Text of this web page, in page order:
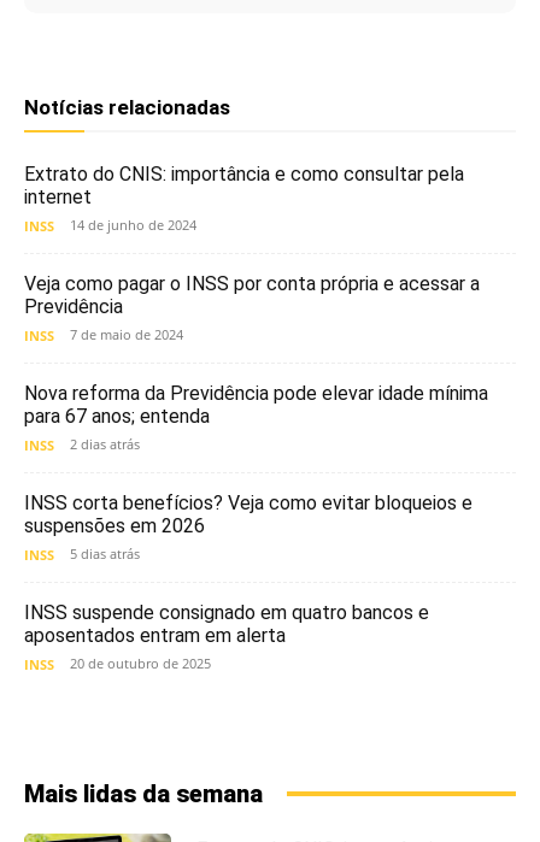
Notícias relacionadas
Extrato do CNIS: importância e como consultar pela
internet
INSS 14 de junho de 2024
Veja como pagar o INSS por conta própria e acessar a
Previdência
INSS 7 de maio de 2024
Nova reforma da Previdência pode elevar idade mínima
para 67 anos; entenda
INSS 2 dias atrás
INSS corta benefícios? Veja como evitar bloqueios e
suspensões em 2026
INSS 5 dias atrás
INSS suspende consignado em quatro bancos e
aposentados entram em alerta
INSS 20 de outubro de 2025
Mais lidas da semana